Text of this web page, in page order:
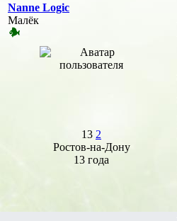
Nanne Logic
Малёк
13 2
Ростов-на-Дону
13 года